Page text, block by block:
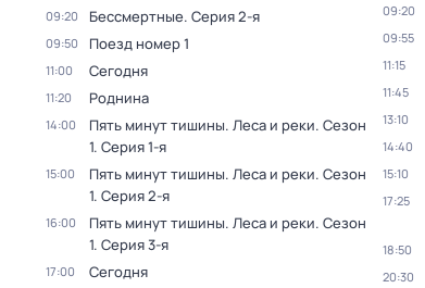
09:20 Бессмертные. Серия 2-я
09:50 Поезд номер 1
11:00 Сегодня
11:20 Роднина
14:00 Пять минут тишины. Леса и реки. Сезон
1. Серия 1-я
15:00 Пять минут тишины. Леса и реки. Сезон
1. Серия 2-я
16:00 Пять минут тишины. Леса и реки. Сезон
1. Серия 3-я
17:00 Сегодня
09:20
09:55
11:15
11:45
13:10
14:40
15:10
17:25
18:50
20:30